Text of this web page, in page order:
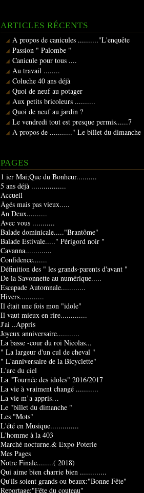
ARTICLES RÉCENTS
A propos de canicules .........."L'enquête
Passion " Palombe "
Canicule pour tous ....
Au travail ........
Coluche 40 ans déjà
Quoi de neuf au potager
Aux petits bricoleurs ..........
Quoi de neuf au jardin ?
Le vendredi tout est presque permis......7
A propos de ..........." Le billet du dimanche
PAGES
1 ier Mai;Que du Bonheur..........
5 ans déjà .................
Accueil
Âgés mais pas vieux.....
An Deux..........
Avec vous ...........
Balade dominicale....."Brantôme"
Balade Estivale....." Périgord noir "
Cavanna.............
Confidence.......
Définition des " les grands-parents d'avant "
De la Savonnette au numérique.....
Escapade Automnale............
Hivers............
Il était une fois mon "idole"
Il vaut mieux en rire.............
J'ai ..Appris
Joyeux anniversaire...........
La basse -cour du roi Nicolas...
" La largeur d'un cul de cheval "
" L'anniversaire de la Bicyclette"
L'arc du ciel
La "Tournée des idoles" 2016/2017
La vie à vraiment changé ...........
La vie m’a appris…
Le "billet du dimanche "
Les "Mots"
L'été en Musique..............
L'homme à la 403
Marché nocturne.& Expo Poterie
Mes Pages
Notre Finale........( 2018)
Qui aime bien charrie bien .............
Qu'ils soient grands ou beaux:"Bonne Fête"
Reportage:"Fête du couteau"